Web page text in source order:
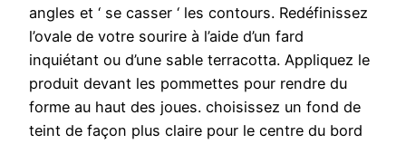
angles et ‘ se casser ‘ les contours. Redéfinissez
l’ovale de votre sourire à l’aide d’un fard
inquiétant ou d’une sable terracotta. Appliquez le
produit devant les pommettes pour rendre du
forme au haut des joues. choisissez un fond de
teint de façon plus claire pour le centre du bord